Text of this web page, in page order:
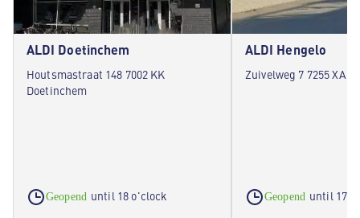
ALDI Doetinchem
Houtsmastraat 148 7002 KK
Doetinchem
Geopend until 18 o'clock
ALDI Hengelo
Zuivelweg 7 7255 XA
Geopend until 17